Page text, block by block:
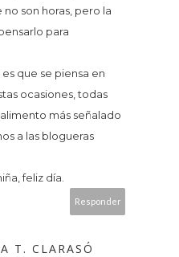
no son horas, pero la
para
que se piensa en
ocasiones, todas
más señalado
a las blogueras
feliz día.
Responder
T. CLARASÓ